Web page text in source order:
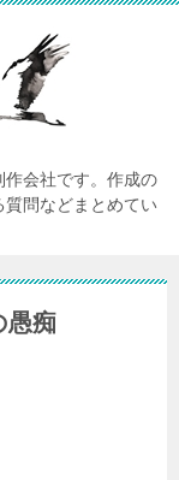
会社です。作成の
問などまとめてい
愚痴